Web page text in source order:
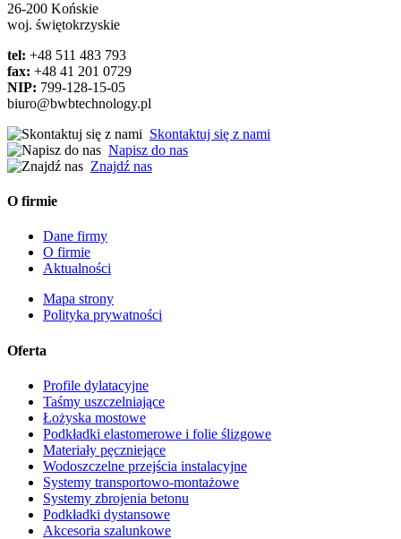
26-200 Końskie
woj. świętokrzyskie
tel: +48 511 483 793
fax: +48 41 201 0729
NIP: 799-128-15-05
biuro@bwbtechnology.pl
Skontaktuj się z nami
Napisz do nas
Znajdź nas
O firmie
Dane firmy
O firmie
Aktualności
Mapa strony
Polityka prywatności
Oferta
Profile dylatacyjne
Taśmy uszczelniające
Łożyska mostowe
Podkładki elastomerowe i folie ślizgowe
Materiały pęczniejące
Wodoszczelne przejścia instalacyjne
Systemy transportowo-montażowe
Systemy zbrojenia betonu
Podkładki dystansowe
Akcesoria szalunkowe